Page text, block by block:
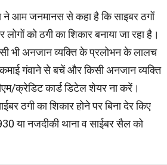
ने आम जनमानस से कहा है कि साइबर ठगों
लोगों को ठगी का शिकार बनाया जा रहा है।
भी अनजान व्यक्ति के प्रलोभन के लालच
गंवाने से बचें और किसी अनजान व्यक्ति
क्रेडिट कार्ड डिटेल शेयर ना करें।
ठगी का शिकार होने पर बिना देर किए
या नजदीकी थाना व साईबर सैल को